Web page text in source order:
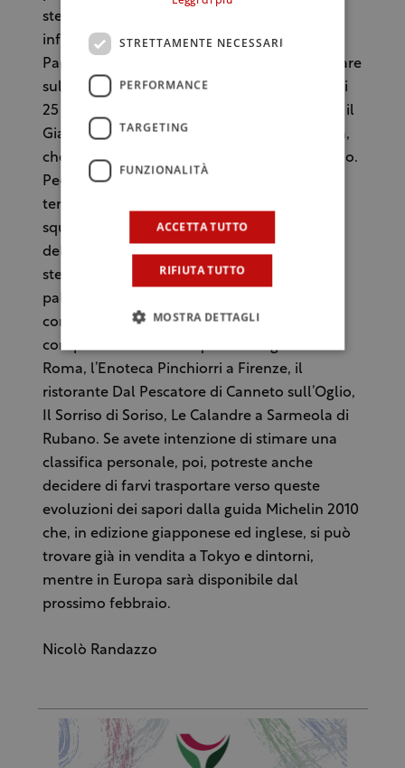
stelle di qualità. I tre stelle di Tokyo si sono,
infatti, trasformati in 11 a sfavore dei 10 di
Parigi. Di contro, la Francia può ancora contare
sul suo primato in quanto nazione, con i suoi
25 ristoranti a tre stelle rispetto ai 18 di tutto il
Giappone, si tratta davvero di una bella sfida,
che piacerebbe un po’ a tutti gustare da vicino.
Peccato che questa sfida avvenga solo su
territorio straniero; nonostante l’innegabile
squisitezza della cucina italiana, i ristoranti
della nostra penisola che ottengono le tre
stelle Michelin mantenendo alto l’onore del
palato “italo–mediterraneo” e che devono,
comunque, essere confermati, sono
complessivamente cinque: La Pergola di
Roma, l’Enoteca Pinchiorri a Firenze, il
ristorante Dal Pescatore di Canneto sull’Oglio,
Il Sorriso di Soriso, Le Calandre a Sarmeola di
Rubano. Se avete intenzione di stimare una
classifica personale, poi, potreste anche
decidere di farvi trasportare verso queste
evoluzioni dei sapori dalla guida Michelin 2010
che, in edizione giapponese ed inglese, si può
trovare già in vendita a Tokyo e dintorni,
mentre in Europa sarà disponibile dal
prossimo febbraio.
Nicolò Randazzo
STRETTAMENTE NECESSARI
PERFORMANCE
TARGETING
FUNZIONALITÀ
ACCETTA TUTTO
RIFIUTA TUTTO
MOSTRA DETTAGLI